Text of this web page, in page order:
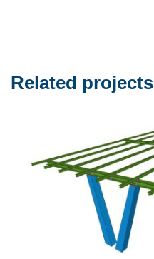
Related projects